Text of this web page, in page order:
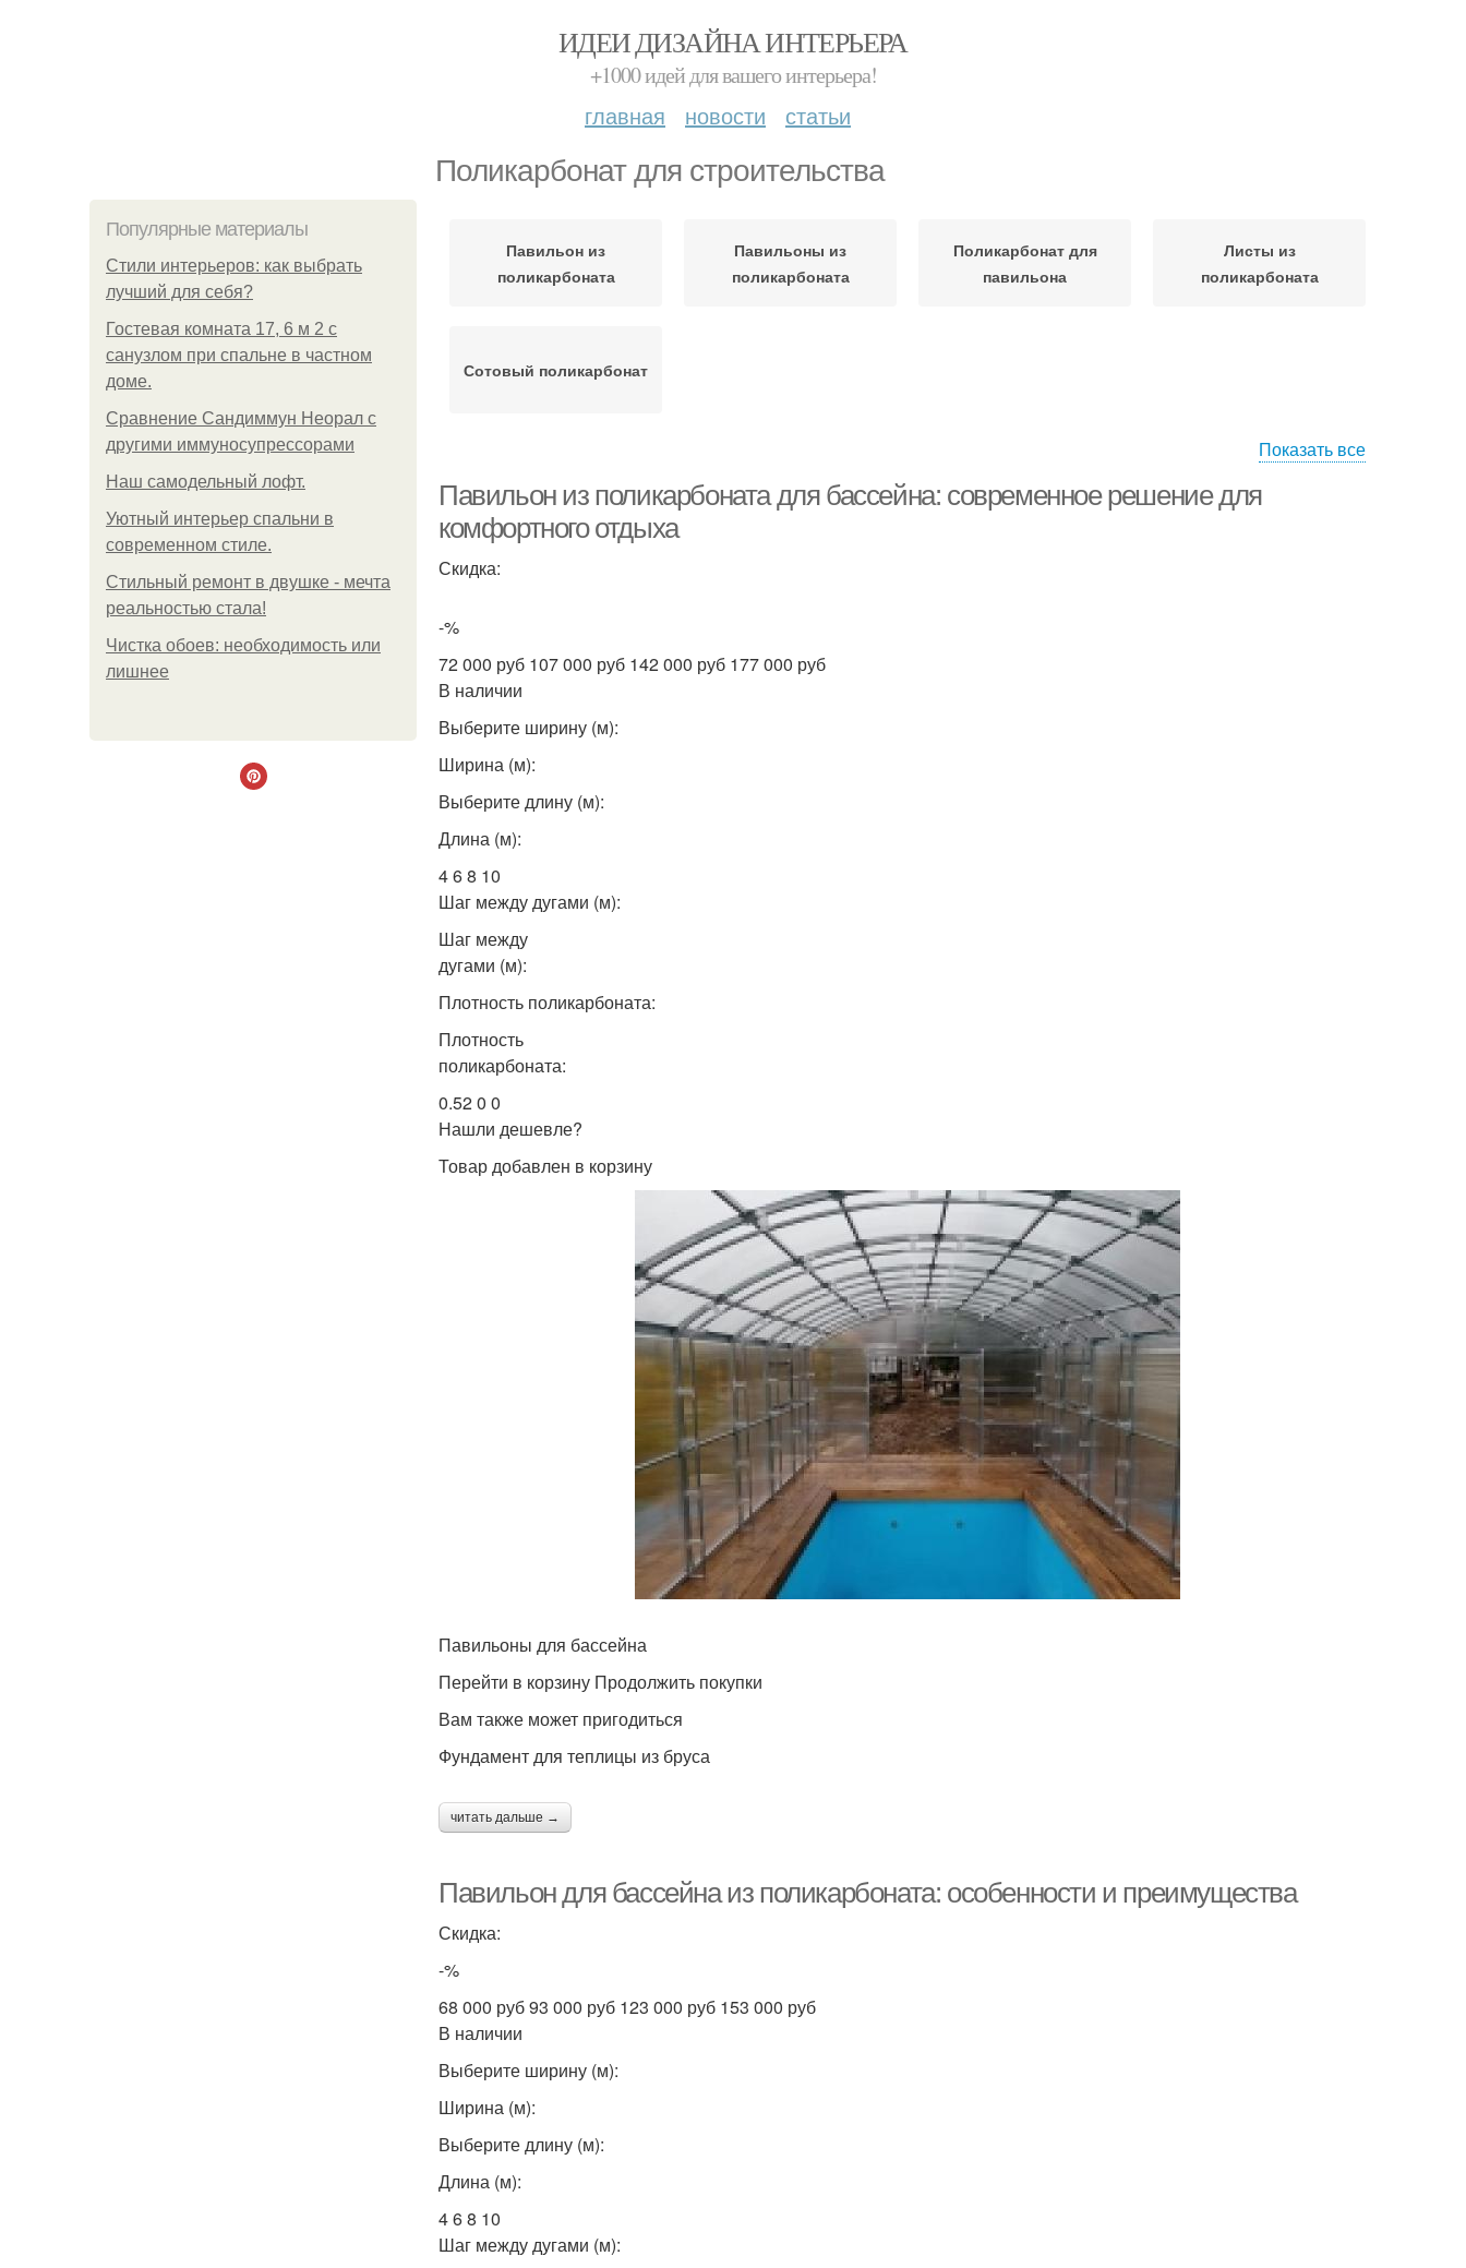
ИДЕИ ДИЗАЙНА ИНТЕРЬЕРА
+1000 идей для вашего интерьера!
главная новости статьи
Поликарбонат для строительства
Популярные материалы
Стили интерьеров: как выбрать
лучший для себя?
Гостевая комната 17, 6 м 2 с
санузлом при спальне в частном
доме.
Сравнение Сандиммун Неорал с
другими иммуносупрессорами
Наш самодельный лофт.
Уютный интерьер спальни в
современном стиле.
Стильный ремонт в двушке - мечта
реальностью стала!
Чистка обоев: необходимость или
лишнее
Павильон из
поликарбоната
Павильоны из
поликарбоната
Поликарбонат для
павильона
Листы из
поликарбоната
Сотовый поликарбонат
Показать все
Павильон из поликарбоната для бассейна: современное решение для
комфортного отдыха
Скидка:
-%
72 000 руб 107 000 руб 142 000 руб 177 000 руб
В наличии
Выберите ширину (м):
Ширина (м):
Выберите длину (м):
Длина (м):
4 6 8 10
Шаг между дугами (м):
Шаг между
дугами (м):
Плотность поликарбоната:
Плотность
поликарбоната:
0.52 0 0
Нашли дешевле?
Товар добавлен в корзину
Павильоны для бассейна
Перейти в корзину Продолжить покупки
Вам также может пригодиться
Фундамент для теплицы из бруса
читать дальше →
Павильон для бассейна из поликарбоната: особенности и преимущества
Скидка:
-%
68 000 руб 93 000 руб 123 000 руб 153 000 руб
В наличии
Выберите ширину (м):
Ширина (м):
Выберите длину (м):
Длина (м):
4 6 8 10
Шаг между дугами (м):